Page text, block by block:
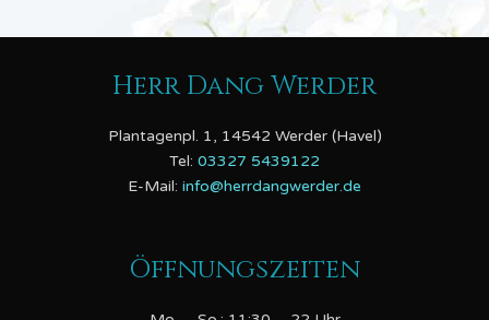
Herr Dang Werder
Plantagenpl. 1, 14542 Werder (Havel)
Tel: 03327 5439122
E-Mail: info@herrdangwerder.de
Öffnungszeiten